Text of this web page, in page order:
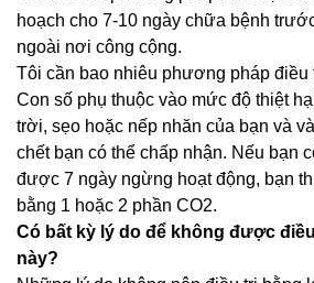
hoạch cho 7-10 ngày chữa bệnh
ngoài nơi công cộng.
Tôi cần bao nhiêu phương pháp điều
Con số phụ thuộc vào mức độ thiệt
trời, sẹo hoặc nếp nhăn của bạn và
chết bạn có thể chấp nhận. Nếu bạn
được 7 ngày ngừng hoạt động, bạn
bằng 1 hoặc 2 phần CO2.
Có bất kỳ lý do để không được
này?